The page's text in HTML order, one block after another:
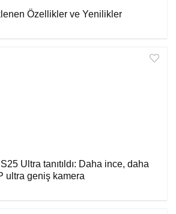
Özellikler ve Yenilikler
Ultra tanıtıldı: Daha ince, daha
ultra geniş kamera